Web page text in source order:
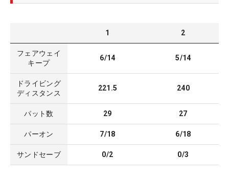
1 2
フェアウェイ
キープ
6/14 5/14
ドライビング
ディスタンス
221.5 240
パット数 29 27
パーオン 7/18 6/18
サンドセーブ 0/2 0/3